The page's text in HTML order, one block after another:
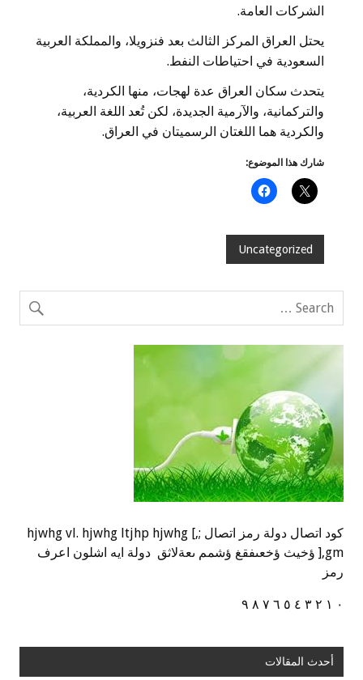
الشركات العامة.
يحتل العراق المركز الثالث بعد فنزويلا، والمملكة العربية
السعودية في احتياطات النفط.
يتحدث سكان العراق عدة لهجات، منها الكردية،
والتركمانية، والآرمية الجديدة، لكن تُعد اللغة العربية،
والكردية هما اللغتان الرسميتان في العراق.
شارك هذا الموضوع:
Uncategorized
كود اتصال دولة رمز اتصال ;,] hjwhg vl. hjwhg ltjhp hjwhg
],gm ؤخيث ؤخعىفقغ ؤشمم ىعةلاثق دولة ايه اشلون اعرف
رمز
٠ ١ ٢ ٣ ٤ ٥ ٦ ٧ ٨ ٩
أحدث المقالات